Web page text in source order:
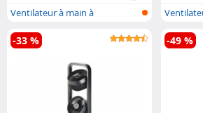
Ventilateur à main à
vaporisation, ..
ave..
-33 % -49 %